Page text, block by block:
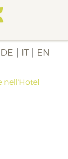
DE IT EN
nell’Hotel